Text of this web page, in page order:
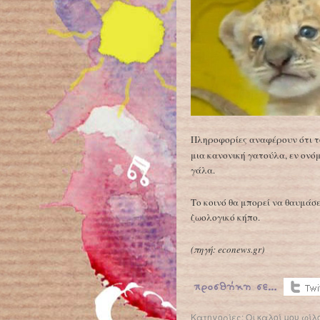
Πληροφορίες αναφέρουν ότι
μια κανονική γατούλα, εν
γάλα.
Το κοινό θα μπορεί να
ζωολογικό κήπο.
(πηγή:econews.gr)
Κατηγορίες:Οι καλοί μου